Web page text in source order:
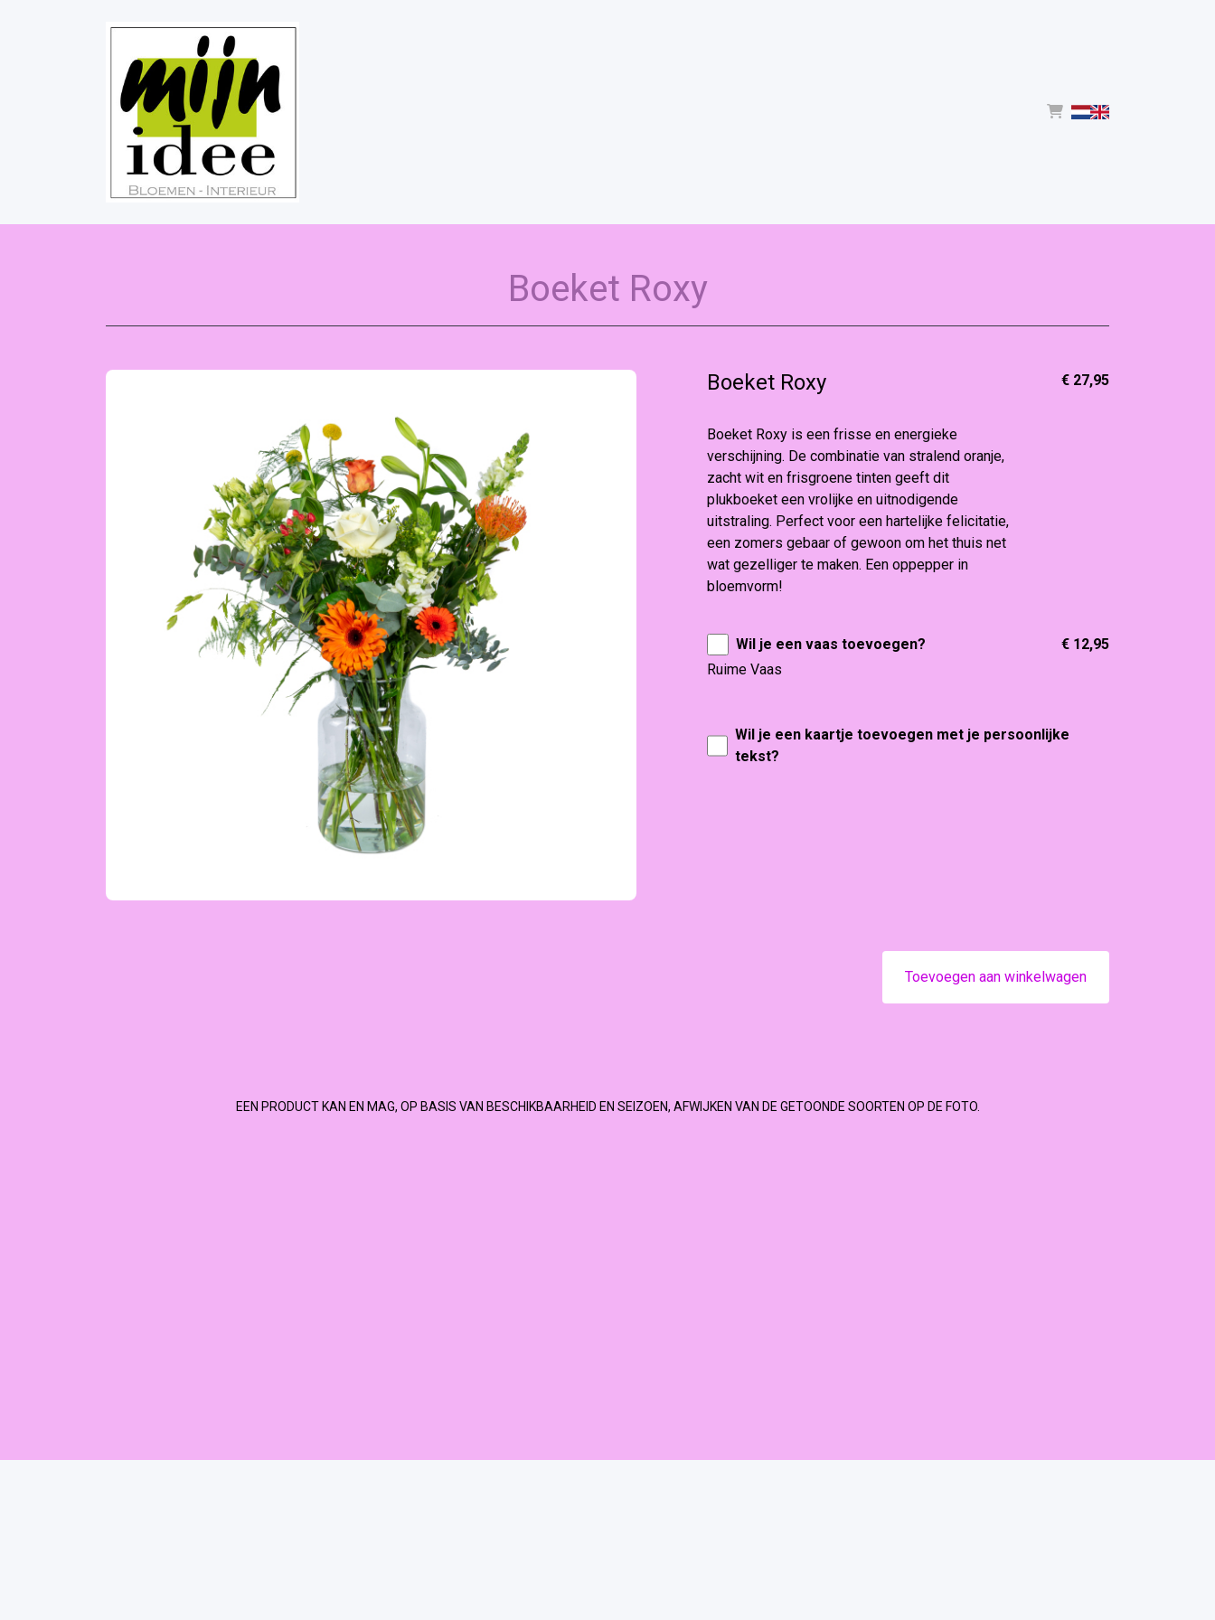
Boeket Roxy
Boeket Roxy
Boeket Roxy is een frisse en energieke
verschijning. De combinatie van stralend oranje,
zacht wit en frisgroene tinten geeft dit
plukboeket een vrolijke en uitnodigende
uitstraling. Perfect voor een hartelijke felicitatie,
een zomers gebaar of gewoon om het thuis net
wat gezelliger te maken. Een oppepper in
bloemvorm!
€ 27,95
Wil je een vaas toevoegen?
Ruime Vaas
€ 12,95
Wil je een kaartje toevoegen met je persoonlijke
tekst?
Toevoegen aan winkelwagen
EEN PRODUCT KAN EN MAG, OP BASIS VAN BESCHIKBAARHEID EN SEIZOEN, AFWIJKEN VAN DE GETOONDE SOORTEN OP DE FOTO.